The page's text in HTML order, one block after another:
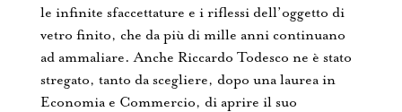
le infinite sfaccettature e i riflessi dell’oggetto di
vetro finito, che da più di mille anni continuano
ad ammaliare. Anche Riccardo Todesco ne è stato
stregato, tanto da scegliere, dopo una laurea in
Economia e Commercio, di aprire il suo